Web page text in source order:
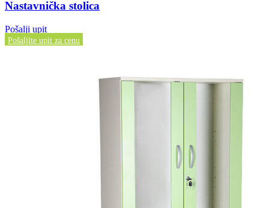
Nastavnička stolica
Pošalji upit
Pošaljite upit za cenu